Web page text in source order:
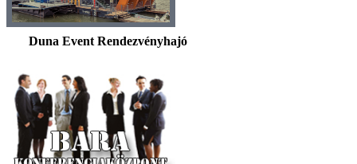
Duna Event Rendezvényhajó